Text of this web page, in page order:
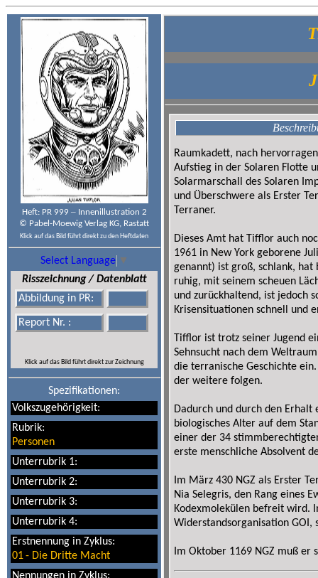
Heft: PR 999 –Innenillustration 2
© Pabel-Moewig Verlag KG, Rastatt
Klick auf das Bild führt direkt zu den Heftdaten
Select Language ▼
Risszeichnung / Datenblatt
Abbildung in PR:
Report Nr. :
Klick auf das Bild führt direkt zur Zeichnung
Spezifikationen:
Volkszugehörigkeit:
Rubrik:
Personen
Unterrubrik 1:
Unterrubrik 2:
Unterrubrik 3:
Unterrubrik 4:
Erstnennung in Zyklus:
01- Die Dritte Macht
Raumkadett, nach
Aufstieg in der Solaren Flotte
Solarmarschall des Solaren
und Überschwere als Erster
Terraner.
Dieses Amt hat Tifflor auch
1961 in New York geborene
genannt) ist groß, schlank, hat
ruhig, mit seinem scheuen
und zurückhaltend, ist jedoch
Krisensituationen schnell und
Tifflor ist trotz seiner Jugend
Sehnsucht nach dem
die terranische Geschichte
der weitere folgen.
Dadurch und durch den
biologisches Alter auf dem
einer der 34
erste menschliche Absolvent
Im März 430 NGZ als Erster
Nia Selegris, den Rang eines
Kodexmolekülen befreit wird.
Widerstandsorganisation
Im Oktober 1169 NGZ muß er